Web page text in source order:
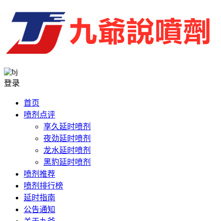
登录
首页
喷剂点评
享久延时喷剂
夜劲延时喷剂
龙水延时喷剂
黑豹延时喷剂
喷剂推荐
喷剂排行榜
延时指南
公告通知